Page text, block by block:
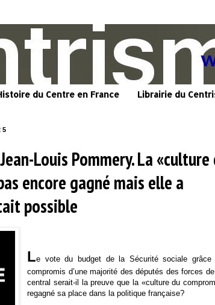
du Centre en France Librairie du
Louis Pommery. La «culture
encore gagné mais elle a
possible
Le vote du budget de la Sécurité sociale
compromis d’une majorité des députés des forces de
central serait-il la preuve que la «culture du
regagné sa place dans la politique française?